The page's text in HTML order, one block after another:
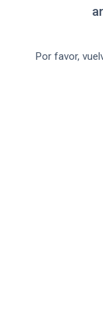
Por favor,